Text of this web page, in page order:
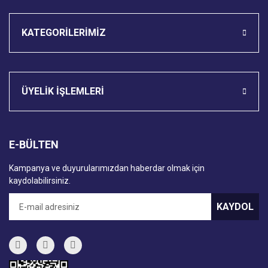
KATEGORİLERİMİZ
ÜYELİK İŞLEMLERİ
E-BÜLTEN
Kampanya ve duyurularımızdan haberdar olmak için
kaydolabilirsiniz.
KAYDOL